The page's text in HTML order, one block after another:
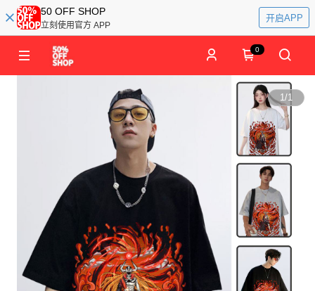
50 OFF SHOP
立刻使用官方 APP
开启APP
0
1/1